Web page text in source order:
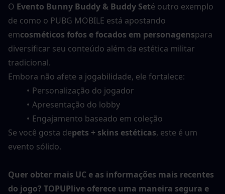
O Evento Bunny Buddy & Buddy Seté outro exemplo
de como o PUBG MOBILE está apostando
emcosméticos fofos e focados em personagenspara
diversificar seu conteúdo além da estética militar
tradicional.
Embora não afete a jogabilidade, ele fortalece:
Personalização do jogador
Apresentação do lobby
Engajamento baseado em coleção
Se você gosta depets + skins estéticas, este é um
evento sólido.
Quer obter mais UC e as informações mais recentes
do jogo? TOPUPlive oferece uma maneira segura e